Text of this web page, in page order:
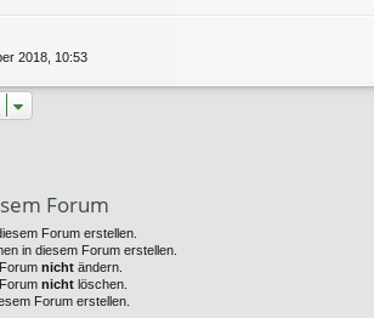
2018, 10:53
Forum
Forum erstellen.
in diesem Forum erstellen.
nicht ändern.
nicht löschen.
Forum erstellen.